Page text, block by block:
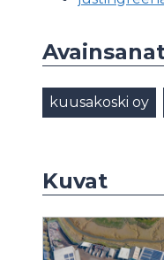
kuusakoski oy
Kuvat